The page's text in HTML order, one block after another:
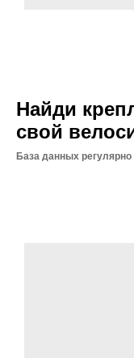
Найди
свой
База данных